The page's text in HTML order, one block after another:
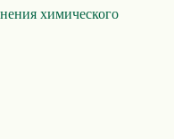
химического